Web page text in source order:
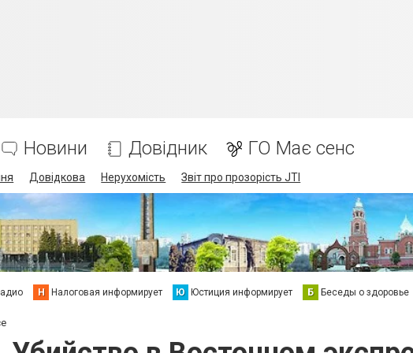
Новини Довідник ГО Має сенс
Довідкова Нерухомість Звіт про прозорість JTI
Н Налоговая информирует Ю Юстиция информирует Б Беседы о здоровье